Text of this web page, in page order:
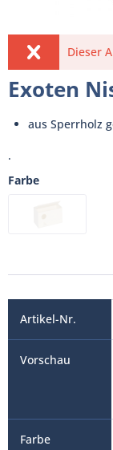
Dieser
Exoten
aus Sperrholz
.
Farbe